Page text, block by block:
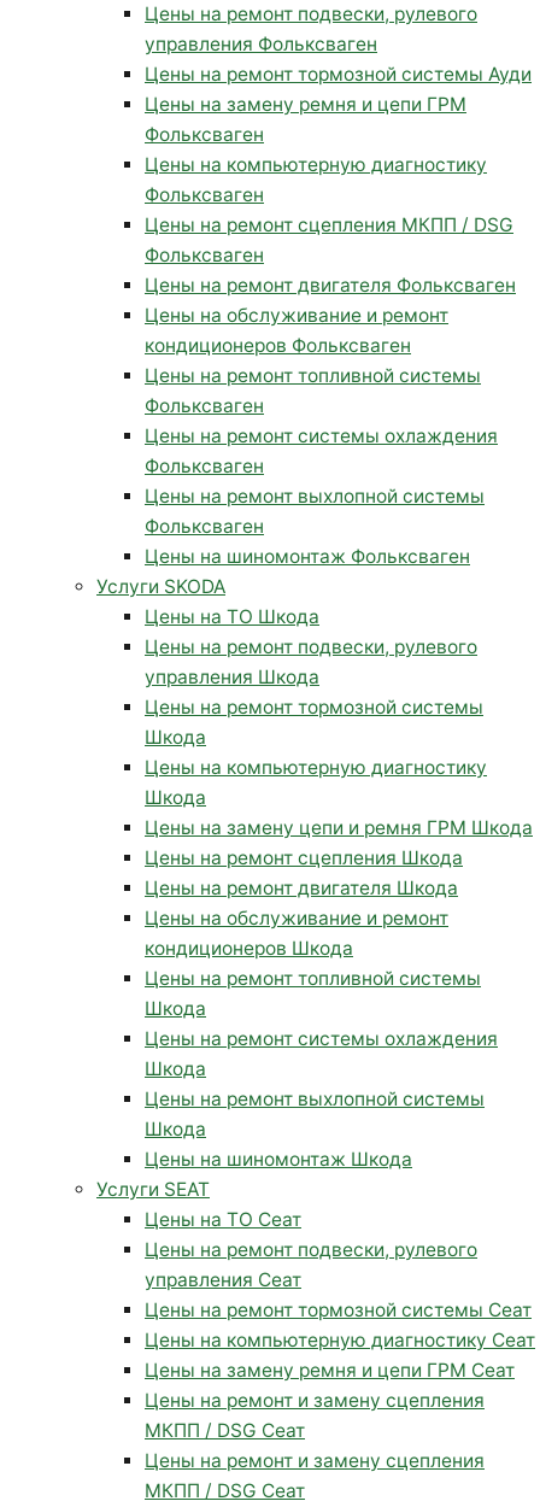
Цены на ремонт подвески, рулевого
управления Фольксваген
Цены на ремонт тормозной системы Ауди
Цены на замену ремня и цепи ГРМ
Фольксваген
Цены на компьютерную диагностику
Фольксваген
Цены на ремонт сцепления МКПП / DSG
Фольксваген
Цены на ремонт двигателя Фольксваген
Цены на обслуживание и ремонт
кондиционеров Фольксваген
Цены на ремонт топливной системы
Фольксваген
Цены на ремонт системы охлаждения
Фольксваген
Цены на ремонт выхлопной системы
Фольксваген
Цены на шиномонтаж Фольксваген
Услуги SKODA
Цены на ТО Шкода
Цены на ремонт подвески, рулевого
управления Шкода
Цены на ремонт тормозной системы
Шкода
Цены на компьютерную диагностику
Шкода
Цены на замену цепи и ремня ГРМ Шкода
Цены на ремонт сцепления Шкода
Цены на ремонт двигателя Шкода
Цены на обслуживание и ремонт
кондиционеров Шкода
Цены на ремонт топливной системы
Шкода
Цены на ремонт системы охлаждения
Шкода
Цены на ремонт выхлопной системы
Шкода
Цены на шиномонтаж Шкода
Услуги SEAT
Цены на ТО Сеат
Цены на ремонт подвески, рулевого
управления Сеат
Цены на ремонт тормозной системы Сеат
Цены на компьютерную диагностику Сеат
Цены на замену ремня и цепи ГРМ Сеат
Цены на ремонт и замену сцепления
МКПП / DSG Сеат
Цены на ремонт и замену сцепления
МКПП / DSG Сеат